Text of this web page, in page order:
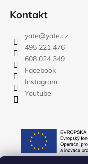
Kontakt
yate@yate.cz
495 221 476
608 024 349
Facebook
Instagram
Youtube